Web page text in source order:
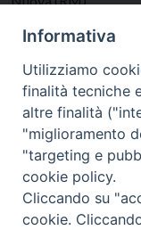
Incarichi
Informativa
Utilizziamo
finalità tecniche
altre finalità
"miglioramento
"targeting e
cookie policy.
Cliccando su
cookie.